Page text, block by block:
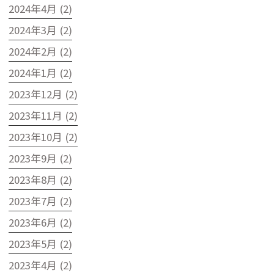
2024年4月 (2)
2024年3月 (2)
2024年2月 (2)
2024年1月 (2)
2023年12月 (2)
2023年11月 (2)
2023年10月 (2)
2023年9月 (2)
2023年8月 (2)
2023年7月 (2)
2023年6月 (2)
2023年5月 (2)
2023年4月 (2)